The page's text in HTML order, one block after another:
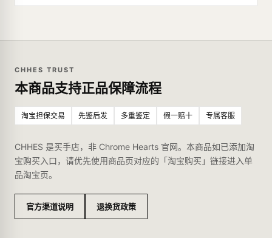
CHHES TRUST
本商品支持正品保障流程
淘宝担保交易 先鉴后发 多重鉴定 假一赔十 专属客服
CHHES 是买手店，非 Chrome Hearts 官网。本商品如已添加淘
宝购买入口，请优先使用商品页对应的「淘宝购买」链接进入单
品淘宝页。
官方渠道说明 退换货政策